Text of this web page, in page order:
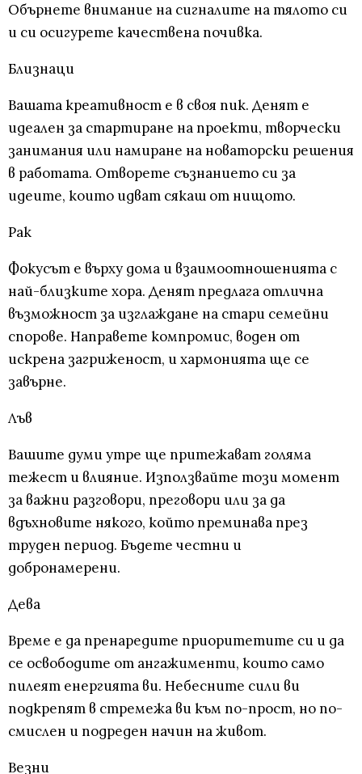
Обърнете внимание на сигналите на тялото си
и си осигурете качествена почивка.
Близнаци
Вашата креативност е в своя пик. Денят е
идеален за стартиране на проекти, творчески
занимания или намиране на новаторски решения
в работата. Отворете съзнанието си за
идеите, които идват сякаш от нищото.
Рак
Фокусът е върху дома и взаимоотношенията с
най-близките хора. Денят предлага отлична
възможност за изглаждане на стари семейни
спорове. Направете компромис, воден от
искрена загриженост, и хармонията ще се
завърне.
Лъв
Вашите думи утре ще притежават голяма
тежест и влияние. Използвайте този момент
за важни разговори, преговори или за да
вдъхновите някого, който преминава през
труден период. Бъдете честни и
добронамерени.
Дева
Време е да пренаредите приоритетите си и да
се освободите от ангажименти, които само
пилеят енергията ви. Небесните сили ви
подкрепят в стремежа ви към по-прост, но по-
смислен и подреден начин на живот.
Везни